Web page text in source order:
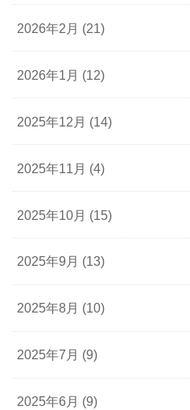
2026年2月 (21)
2026年1月 (12)
2025年12月 (14)
2025年11月 (4)
2025年10月 (15)
2025年9月 (13)
2025年8月 (10)
2025年7月 (9)
2025年6月 (9)